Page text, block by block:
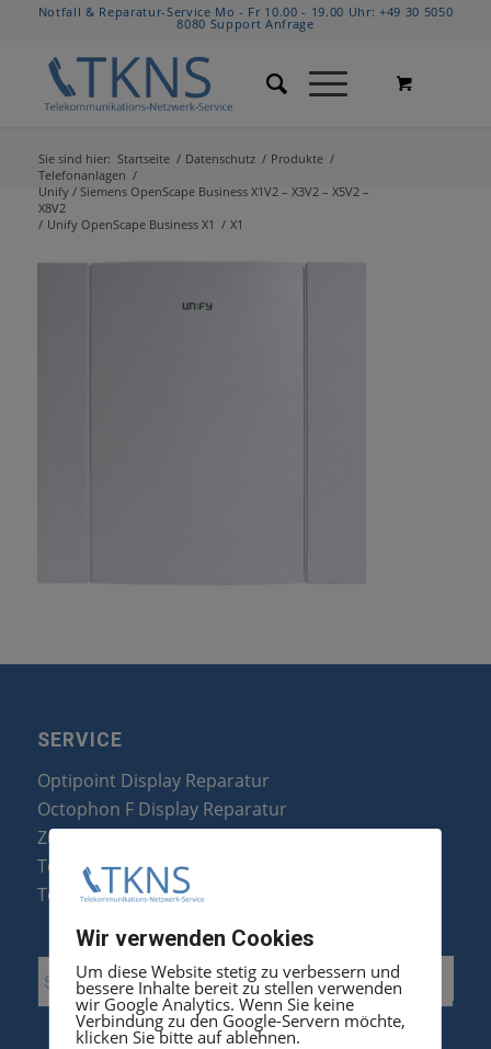
Notfall & Reparatur-Service Mo - Fr 10.00 - 19.00 Uhr:+49 30 5050
8080 Support Anfrage
Sie sind hier: Startseite / Datenschutz / Produkte /
Telefonanlagen /
Unify / Siemens OpenScape Business X1V2 – X3V2 – X5V2 –
X8V2
/ Unify OpenScape Business X1 / X1
SERVICE
Optipoint Display Reparatur
Octophon F Display Reparatur
Zubehör & Ersatzteile
Telefonanlagen Optimierung
Telefonanlagen Erweiterung
Wir verwenden Cookies
Um diese Website stetig zu verbessern und
bessere Inhalte bereit zu stellen verwenden
wir Google Analytics. Wenn Sie keine
Verbindung zu den Google-Servern möchte,
klicken Sie bitte auf ablehnen.